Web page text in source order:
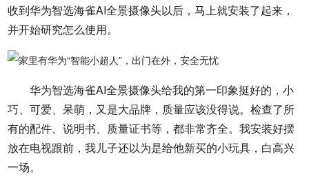
收到华为智选海雀AI全景摄像头以后，马上就安装了起来，
并开始研究怎么使用。
华为智选海雀AI全景摄像头给我的第一印象挺好的，小
巧、可爱、呆萌，又是大品牌，质量应该没得说。检查了所
有的配件、说明书、质量证书等，都非常齐全。我安装好摆
放在电视跟前，我儿子还以为是给他新买的小玩具，白高兴
一场。